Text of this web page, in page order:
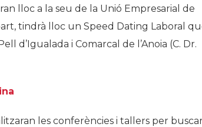
lloc a la seu de la Unió Empresarial de
part, tindrà lloc un Speed Dating Laboral
d’Igualada i Comarcal de l’Anoia (C. Dr.
les conferències i tallers per